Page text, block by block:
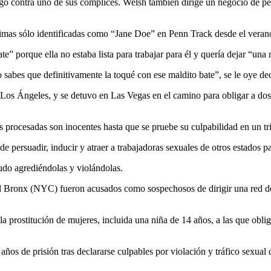
sólo identificadas como “Jane Doe” en Penn Track desde el
porque ella no estaba lista para trabajar para él y quería dejar
que definitivamente la toqué con ese maldito bate”, se le oye
Ángeles, y se detuvo en Las Vegas en el camino para obligar a
son inocentes hasta que se pruebe su culpabilidad en un
persuadir, inducir y atraer a trabajadoras sexuales de otros estados
agrediéndolas y violándolas.
(NYC) fueron acusados como sospechosos de dirigir una red
de mujeres, incluida una niña de 14 años, a las que
de prisión tras declararse culpables por violación y tráfico sexual